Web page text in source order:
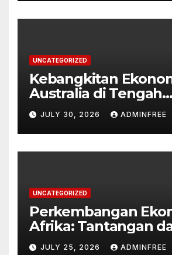
UNCATEGORIZED
Kebangkitan
Australia di Tengah
Tantangan Global
JULY 30, 2026 ADMINFREE
UNCATEGORIZED
Perkembangan
Afrika: Tantangan
Peluang
JULY 25, 2026 ADMINFREE